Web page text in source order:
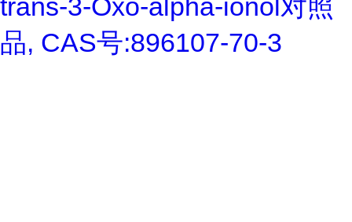
trans-3-Oxo-alpha-ionol对照
品, CAS号:896107-70-3